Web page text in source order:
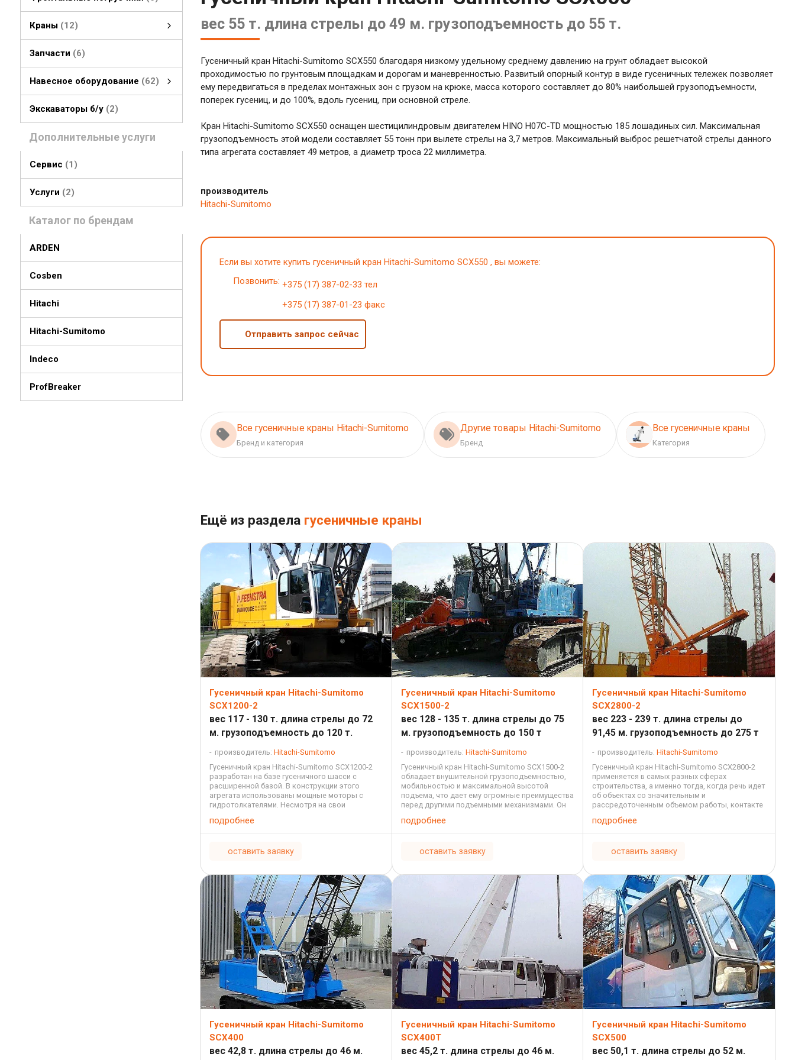
Краны 12
Запчасти 6
Навесное оборудование 62
Экскаваторы б/у 2
Дополнительные услуги
Сервис 1
Услуги 2
Каталог по брендам
ARDEN
Cosben
Hitachi
Hitachi-Sumitomo
Indeco
ProfBreaker
вес 55 т. длина стрелы до 49 м. грузоподъемность до 55 т.
Гусеничный кран Hitachi-Sumitomo SCX550 благодаря низкому удельному среднему давлению на грунт обладает высокой
проходимостью по грунтовым площадкам и дорогам и маневренностью. Развитый опорный контур в виде гусеничных тележек позволяет
ему передвигаться в пределах монтажных зон с грузом на крюке, масса которого составляет до 80% наибольшей грузоподъемности,
поперек гусениц, и до 100%, вдоль гусениц, при основной стреле.
Кран Hitachi-Sumitomo SCX550 оснащен шестицилиндровым двигателем HINO H07C-TD мощностью 185 лошадиных сил. Максимальная
грузоподъемность этой модели составляет 55 тонн при вылете стрелы на 3,7 метров. Максимальный выброс решетчатой стрелы данного
типа агрегата составляет 49 метров, а диаметр троса 22 миллиметра.
производитель
Hitachi-Sumitomo
Если вы хотите купить гусеничный кран Hitachi-Sumitomo SCX550 , вы можете:
Позвонить: +375 (17) 387-02-33 тел
+375 (17) 387-01-23 факс
Отправить запрос сейчас
Все гусеничные краны Hitachi-Sumitomo
Бренд и категория
Другие товары Hitachi-Sumitomo
Бренд
Все гусеничные краны
Категория
Ещё из раздела гусеничные краны
Гусеничный кран Hitachi-Sumitomo
SCX1200-2
вес 117 - 130 т. длина стрелы до 72
м. грузоподъемность до 120 т.
производитель: Hitachi-Sumitomo
Гусеничный кран Hitachi-Sumitomo SCX1200-2
разработан на базе гусеничного шасси с
расширенной базой. В конструкции этого
агрегата использованы мощные моторы с
гидротолкателями. Несмотря на свои
достаточно быстрым ...
подробнее
оставить заявку
Гусеничный кран Hitachi-Sumitomo
SCX1500-2
вес 128 - 135 т. длина стрелы до 75
м. грузоподъемность до 150 т
производитель: Hitachi-Sumitomo
Гусеничный кран Hitachi-Sumitomo SCX1500-2
обладает внушительной грузоподъемностью,
мобильностью и максимальной высотой
подъема, что дает ему огромные преимущества
перед другими подъемными механизмами. Он
подробнее
оставить заявку
Гусеничный кран Hitachi-Sumitomo
SCX2800-2
вес 223 - 239 т. длина стрелы до
91,45 м. грузоподъемность до 275 т
производитель:Hitachi-Sumitomo
Гусеничный кран Hitachi-Sumitomo SCX2800-2
применяется в самых разных сферах
строительства, а именно тогда, когда речь идет
об объектах со значительным и
рассредоточенным объемом работы, контакте
укрупненными ...
подробнее
оставить заявку
Гусеничный кран Hitachi-Sumitomo
SCX400
вес 42,8 т. длина стрелы до 46 м.
Гусеничный кран Hitachi-Sumitomo
SCX400T
вес 45,2 т. длина стрелы до 46 м.
Гусеничный кран Hitachi-Sumitomo
SCX500
вес 50,1 т. длина стрелы до 52 м.